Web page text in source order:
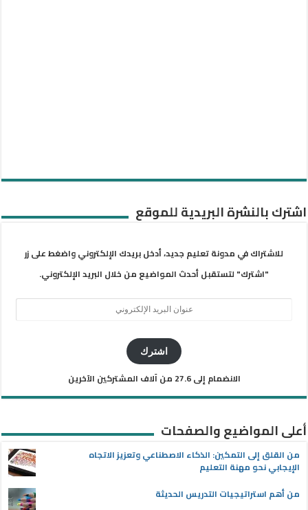
اشترك بالنشرة البريدية للموقع
للاشتراك في مدونة تعليم جديد، أدخل بريدك الإلكتروني واضغط على زر
"اشترك" لتستقبل أحدث المواضيع من خلال البريد الإلكتروني.
اشترك
الانضمام إلى 27.6 من آلاف المشتركين الآخرين
أعلى المواضيع والصفحات
من القلق إلى التمكين: الذكاء الاصطناعي وتعزيز الاتجاه
الإيجابي نحو مهنة التعليم
من أهم استراتيجيات التدريس الحديثة